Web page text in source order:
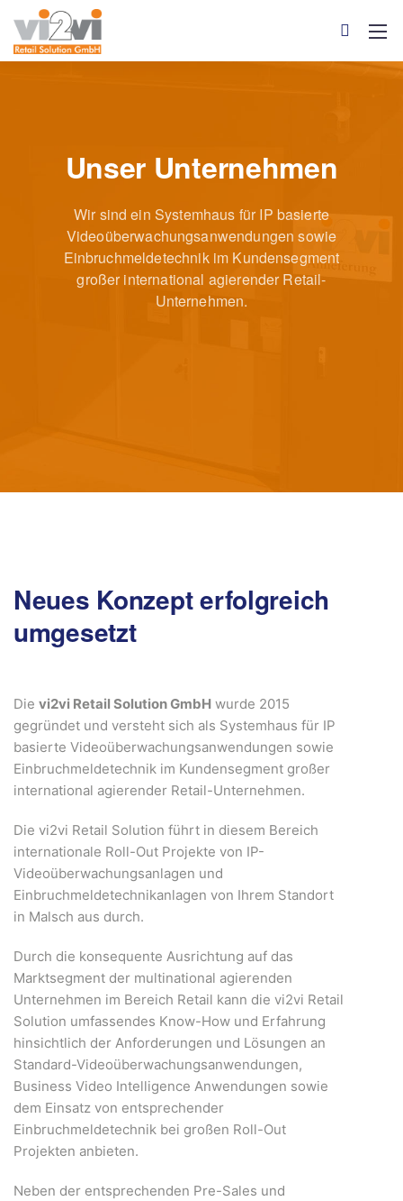
Unser Unternehmen
Wir sind ein Systemhaus für IP basierte
Videoüberwachungsanwendungen sowie
Einbruchmeldetechnik im Kundensegment
großer international agierender Retail-
Unternehmen.
Neues Konzept erfolgreich
umgesetzt
Die vi2vi Retail Solution GmbH wurde 2015
gegründet und versteht sich als Systemhaus für IP
basierte Videoüberwachungsanwendungen sowie
Einbruchmeldetechnik im Kundensegment großer
international agierender Retail-Unternehmen.
Die vi2vi Retail Solution führt in diesem Bereich
internationale Roll-Out Projekte von IP-
Videoüberwachungsanlagen und
Einbruchmeldetechnikanlagen von Ihrem Standort
in Malsch aus durch.
Durch die konsequente Ausrichtung auf das
Marktsegment der multinational agierenden
Unternehmen im Bereich Retail kann die vi2vi Retail
Solution umfassendes Know-How und Erfahrung
hinsichtlich der Anforderungen und Lösungen an
Standard-Videoüberwachungsanwendungen,
Business Video Intelligence Anwendungen sowie
dem Einsatz von entsprechender
Einbruchmeldetechnik bei großen Roll-Out
Projekten anbieten.
Neben der entsprechenden Pre-Sales und